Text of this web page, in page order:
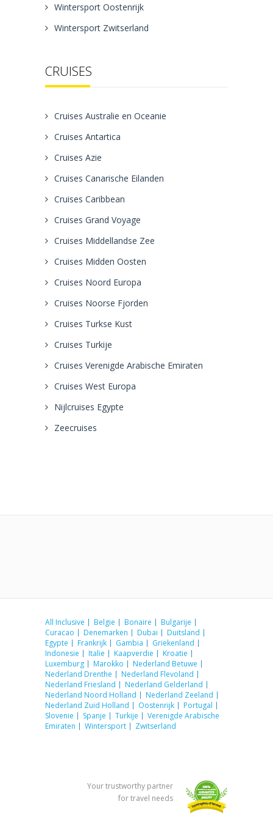
Wintersport Oostenrijk
Wintersport Zwitserland
CRUISES
Cruises Australie en Oceanie
Cruises Antartica
Cruises Azie
Cruises Canarische Eilanden
Cruises Caribbean
Cruises Grand Voyage
Cruises Middellandse Zee
Cruises Midden Oosten
Cruises Noord Europa
Cruises Noorse Fjorden
Cruises Turkse Kust
Cruises Turkije
Cruises Verenigde Arabische Emiraten
Cruises West Europa
Nijlcruises Egypte
Zeecruises
All Inclusive Belgie Bonaire
Bulgarije
Curacao
Denemarken Dubai
Duitsland
Egypte
Frankrijk Gambia
Griekenland
Indonesie
Italie Kaapverdie
Kroatie
Luxemburg
Marokko
Nederland Betuwe
Nederland Drenthe
Nederland Flevoland
Nederland Friesland
Nederland Gelderland
Nederland Noord Holland
Nederland Zeeland
Nederland Zuid Holland
Oostenrijk
Portugal
Slovenie
Spanje Turkije
Verenigde Arabische
Emiraten
Wintersport Zwitserland
Your trustworthy partner
for travel needs